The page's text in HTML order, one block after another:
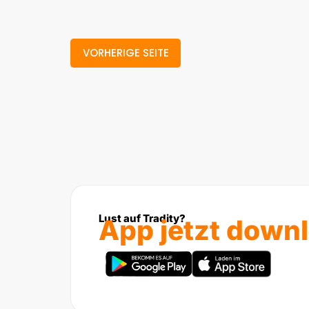
VORHERIGE SEITE
Lust auf Tradity?
App jetzt